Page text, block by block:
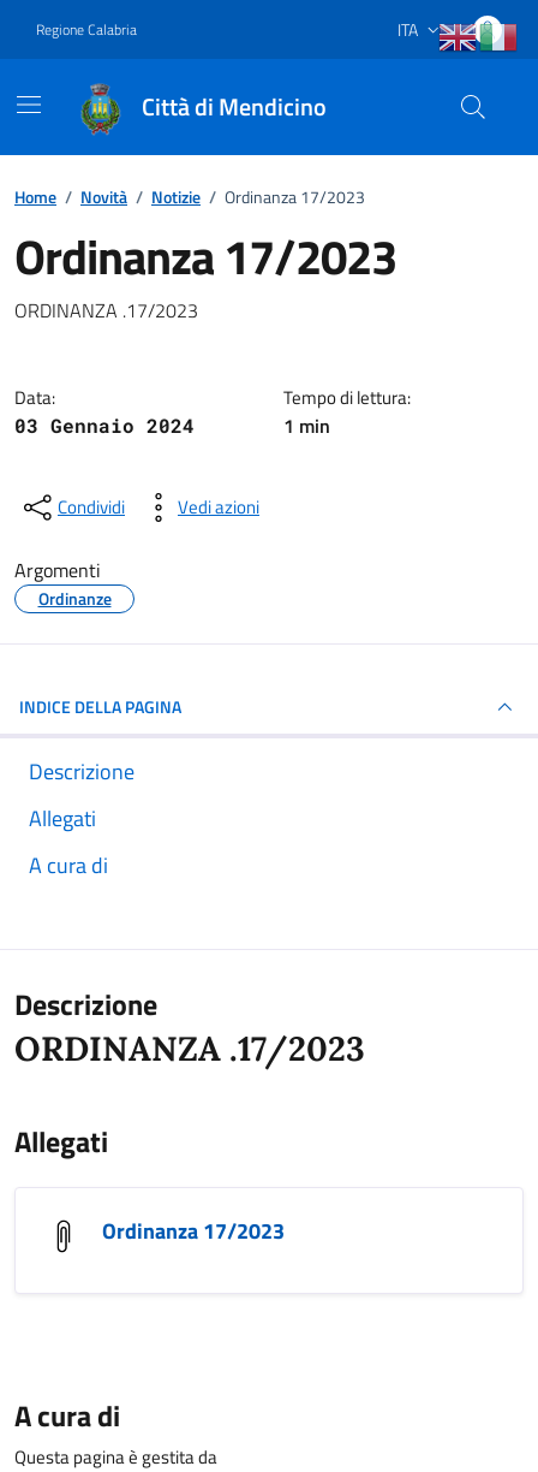
Regione Calabria Lingua attiva:
ITA
Città di Mendicino
Home / Novità / Notizie / Ordinanza 17/2023
Ordinanza 17/2023
Dettagli della notizia
ORDINANZA .17/2023
Data:
03 Gennaio 2024
Tempo di lettura:
1 min
Condividi Vedi azioni
Argomenti
Ordinanze
INDICE DELLA PAGINA
Descrizione
Allegati
A cura di
Descrizione
ORDINANZA .17/2023
Allegati
Ordinanza 17/2023
A cura di
Questa pagina è gestita da